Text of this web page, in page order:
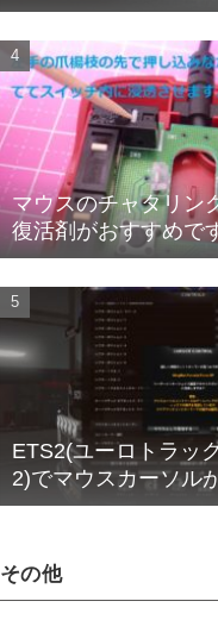
マウスのチャタリン
復活剤がおすすめで
ETS2(ユーロトラッ
2)でマウスカーソル
の解決法(改定版)
その他